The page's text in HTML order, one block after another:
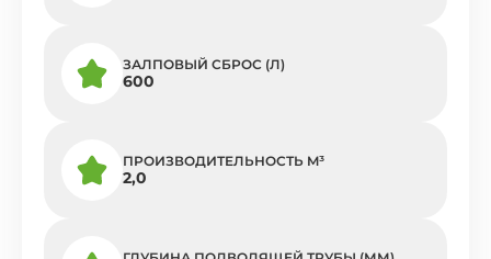
ЗАЛПОВЫЙ СБРОС (Л)
600
ПРОИЗВОДИТЕЛЬНОСТЬ M³
2,0